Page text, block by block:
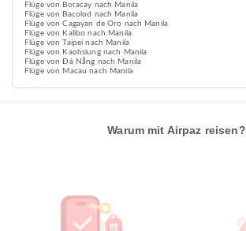
Flüge von Boracay nach Manila
Flüge von Bacolod nach Manila
Flüge von Cagayan de Oro nach Manila
Flüge von Kalibo nach Manila
Flüge von Taipei nach Manila
Flüge von Kaohsiung nach Manila
Flüge von Đà Nẵng nach Manila
Flüge von Macau nach Manila
Warum mit Airpaz reisen?